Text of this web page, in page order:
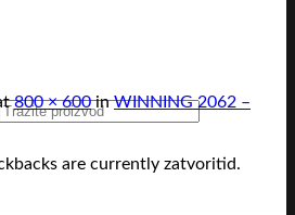
800 × 600inWINNING 2062 –
are currently zatvoritid.